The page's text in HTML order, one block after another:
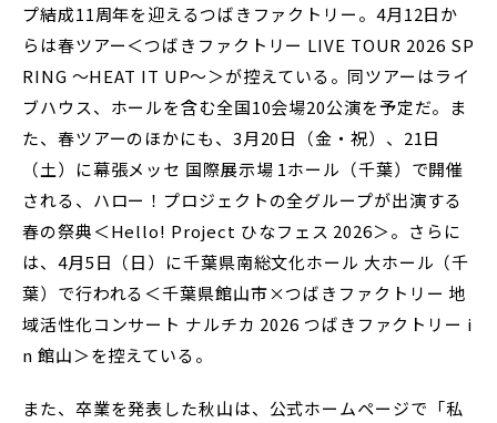
プ結成11周年を迎えるつばきファクトリー。4月12日か
らは春ツアー＜つばきファクトリー LIVE TOUR 2026 SP
RING ～HEAT IT UP～＞が控えている。同ツアーはライ
ブハウス、ホールを含む全国10会場20公演を予定だ。ま
た、春ツアーのほかにも、3月20日（金・祝）、21日
（土）に幕張メッセ 国際展示場 1ホール（千葉）で開催
される、ハロー！プロジェクトの全グループが出演する
春の祭典＜Hello! Project ひなフェス 2026＞。さらに
は、4月5日（日）に千葉県南総文化ホール 大ホール（千
葉）で行われる＜千葉県館山市×つばきファクトリー 地
域活性化コンサート ナルチカ 2026 つばきファクトリー i
n 館山＞を控えている。
また、卒業を発表した秋山は、公式ホームページで「私